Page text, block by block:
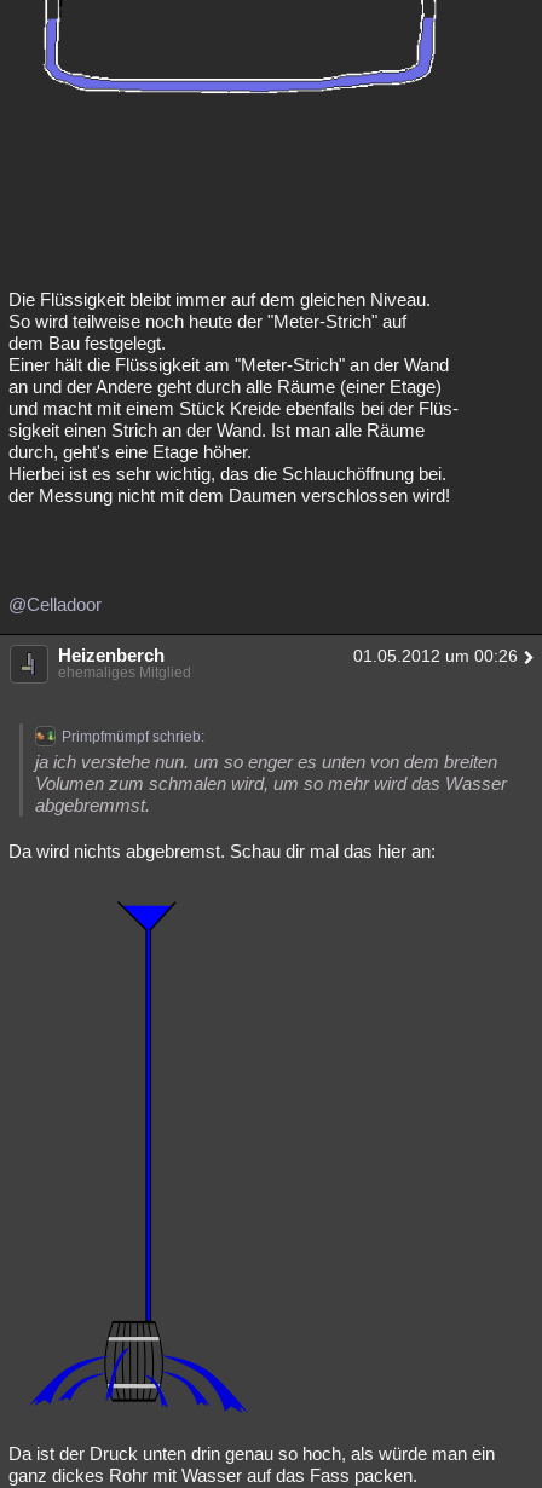
Die Flüssigkeit bleibt immer auf dem gleichen Niveau.
So wird teilweise noch heute der "Meter-Strich" auf
dem Bau festgelegt.
Einer hält die Flüssigkeit am "Meter-Strich" an der Wand
an und der Andere geht durch alle Räume (einer Etage)
und macht mit einem Stück Kreide ebenfalls bei der Flüs-
sigkeit einen Strich an der Wand. Ist man alle Räume
durch, geht's eine Etage höher.
Hierbei ist es sehr wichtig, das die Schlauchöffnung bei.
der Messung nicht mit dem Daumen verschlossen wird!
@Celladoor
Heizenberch 01.05.2012 um 00:26
ehemaliges Mitglied
Primpfmümpf schrieb:
ja ich verstehe nun. um so enger es unten von dem breiten
Volumen zum schmalen wird, um so mehr wird das Wasser
abgebremmst.
Da wird nichts abgebremst. Schau dir mal das hier an:
Da ist der Druck unten drin genau so hoch, als würde man ein
ganz dickes Rohr mit Wasser auf das Fass packen.